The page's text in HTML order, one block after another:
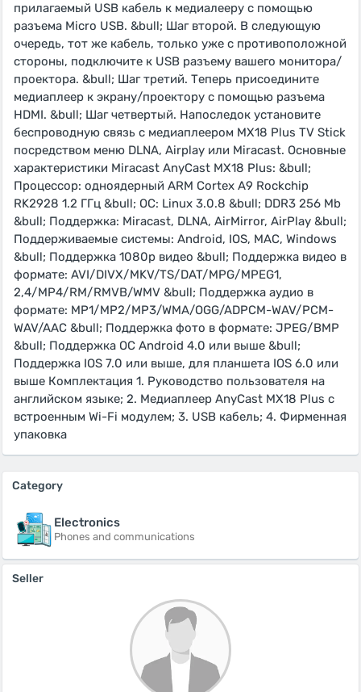
прилагаемый USB кабель к медиалееру с помощью
разъема Micro USB. &bull; Шаг второй. В следующую
очередь, тот же кабель, только уже с противоположной
стороны, подключите к USB разъему вашего монитора/
проектора. &bull; Шаг третий. Теперь присоедините
медиаплеер к экрану/проектору с помощью разъема
HDMI. &bull; Шаг четвертый. Напоследок установите
беспроводную связь с медиаплеером MX18 Plus TV Stick
посредством меню DLNA, Airplay или Miracast. Основные
характеристики Miracast AnyCast MX18 Plus: &bull;
Процессор: одноядерный ARM Cortex A9 Rockchip
RK2928 1.2 ГГц &bull; ОС: Linux 3.0.8 &bull; DDR3 256 Mb
&bull; Поддержка: Miracast, DLNA, AirMirror, AirPlay &bull;
Поддерживаемые системы: Android, IOS, MAC, Windows
&bull; Поддержка 1080p видео &bull; Поддержка видео в
формате: AVI/DIVX/MKV/TS/DAT/MPG/MPEG1,
2,4/MP4/RM/RMVB/WMV &bull; Поддержка аудио в
формате: MP1/MP2/MP3/WMA/OGG/ADPCM-WAV/PCM-
WAV/AAC &bull; Поддержка фото в формате: JPEG/BMP
&bull; Поддержка ОС Android 4.0 или выше &bull;
Поддержка IOS 7.0 или выше, для планшета IOS 6.0 или
выше Комплектация 1. Руководство пользователя на
английском языке; 2. Медиаплеер AnyCast MX18 Plus с
встроенным Wi-Fi модулем; 3. USB кабель; 4. Фирменная
упаковка
Category
Electronics
Phones and communications
Seller